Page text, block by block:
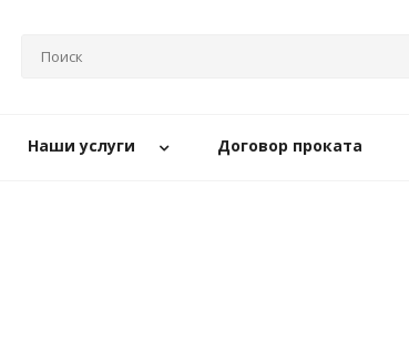
Наши услуги Договор проката